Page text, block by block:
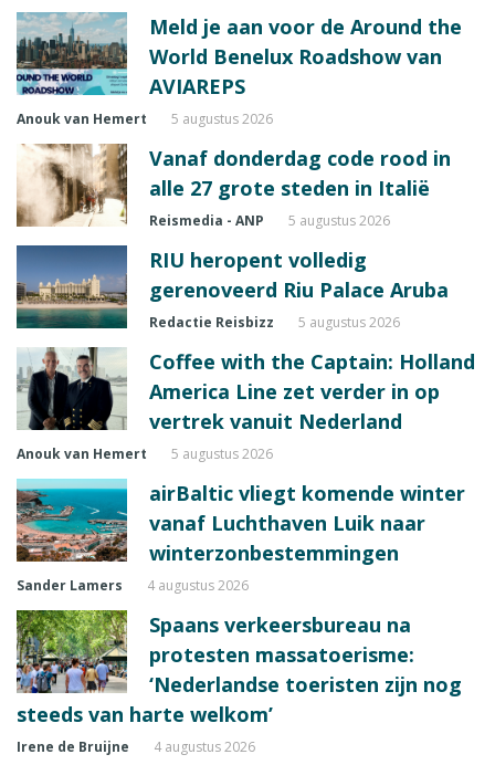
Meld je aan voor de Around the
World Benelux Roadshow van
AVIAREPS
Anouk van Hemert 5 augustus 2026
Vanaf donderdag code rood in
alle 27 grote steden in Italië
Reismedia - ANP 5 augustus 2026
RIU heropent volledig
gerenoveerd Riu Palace Aruba
Redactie Reisbizz 5 augustus 2026
Coffee with the Captain: Holland
America Line zet verder in op
vertrek vanuit Nederland
Anouk van Hemert 5 augustus 2026
airBaltic vliegt komende winter
vanaf Luchthaven Luik naar
winterzonbestemmingen
Sander Lamers 4 augustus 2026
Spaans verkeersbureau na
protesten massatoerisme:
‘Nederlandse toeristen zijn nog
steeds van harte welkom’
Irene de Bruijne 4 augustus 2026